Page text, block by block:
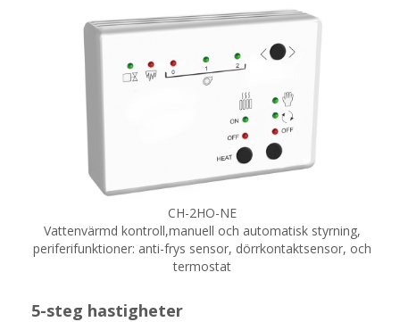
CH-2HO-NE
Vattenvärmd kontroll,manuell och automatisk styrning,
periferifunktioner: anti-frys sensor, dörrkontaktsensor, och
termostat
5-steg hastigheter